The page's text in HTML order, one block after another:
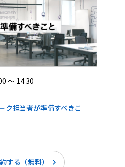
～ 14:30
ク担当者が準備すべきこ
する（無料）